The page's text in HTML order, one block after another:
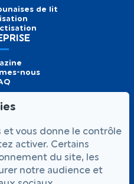
de lit
nous
de
Prendre
rendez-vous
et vous donne le contrôle
activer. Certains
du site, les
notre audience et